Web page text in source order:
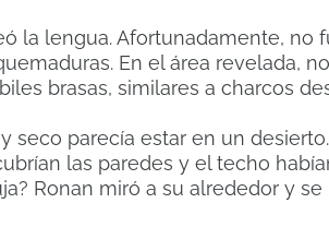
la lengua. Afortunadamente,
En el área revelada,
brasas, similares a charcos
seco parecía estar en un
las paredes y el techo
Ronan miró a su alrededor y